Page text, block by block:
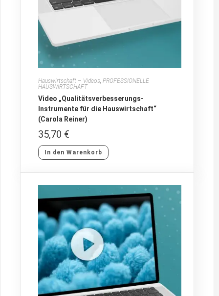
Hauswirtschaft – Videos,PROFESSIONELLE
HAUSWIRTSCHAFT
Video „Qualitätsverbesserungs-
Instrumente für die Hauswirtschaft“
(Carola Reiner)
35,70 €
In den Warenkorb